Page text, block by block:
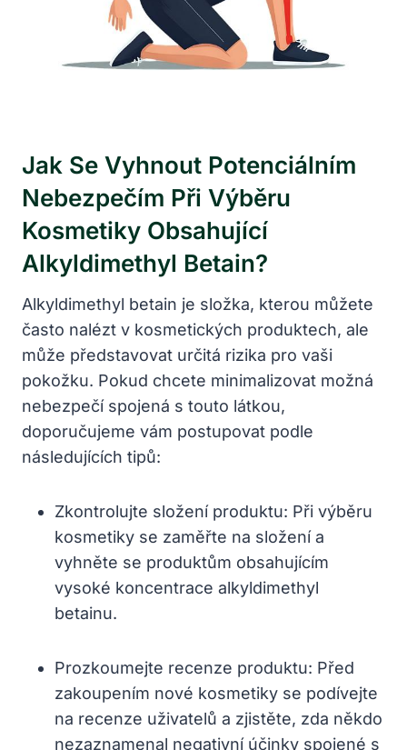
Jak Se Vyhnout Potenciálním
Nebezpečím Při Výběru
Kosmetiky Obsahující
Alkyldimethyl Betain?
Alkyldimethyl betain je složka, kterou můžete
často nalézt v kosmetických produktech, ale
může představovat určitá rizika pro vaši
pokožku. Pokud chcete minimalizovat možná
nebezpečí spojená s touto látkou,
doporučujeme vám postupovat podle
následujících tipů:
Zkontrolujte složení produktu: Při výběru
kosmetiky se zaměřte na složení a
vyhněte se produktům obsahujícím
vysoké koncentrace alkyldimethyl
betainu.
Prozkoumejte recenze produktu: Před
zakoupením nové kosmetiky se podívejte
na recenze uživatelů a zjistěte, zda někdo
nezaznamenal negativní účinky spojené s